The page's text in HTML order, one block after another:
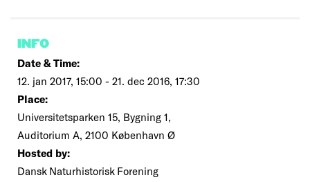
INFO
Date & Time:
12. jan 2017, 15:00 - 21. dec 2016, 17:30
Place:
Universitetsparken 15, Bygning 1,
Auditorium A, 2100 København Ø
Hosted by:
Dansk Naturhistorisk Forening